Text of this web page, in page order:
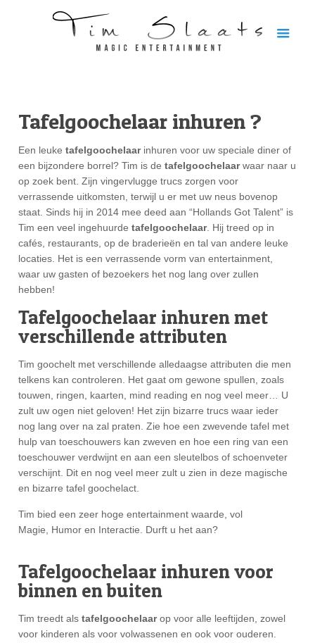
Tafelgoochelaar inhuren ?
Een leuketafelgoochelaarinhuren voor uw speciale diner of
een bijzondere borrel? Tim is detafelgoochelaarwaar naar u
op zoek bent. Zijn vingervlugge trucs zorgen voor
verrassende uitkomsten, terwijl u er met uw neus bovenop
staat. Sinds hij in 2014 mee deed aan “Hollands Got Talent” is
Tim een veel ingehuurdetafelgoochelaar. Hij treed op in
cafés, restaurants, op de braderieën en tal van andere leuke
locaties. Het is een verrassende vorm van entertainment,
waar uw gasten of bezoekers het nog lang over zullen
hebben!
Tafelgoochelaar inhuren met
verschillende attributen
Tim goochelt met verschillende alledaagse attributen die men
telkens kan controleren. Het gaat om gewone spullen, zoals
touwen, ringen, kaarten, mind reading en nog veel meer… U
zult uw ogen niet geloven! Het zijn bizarre trucs waar ieder
nog lang over na zal praten. Zie hoe een zwevende tafel met
hulp van toeschouwers kan zweven en hoe een ring van een
toeschouwer verdwijnt en aan een sleutelbos of schoenveter
verschijnt. Dit en nog veel meer zult u zien in deze magische
en bizarre tafel goochelact.
Tim bied een zeer hoge entertainment waarde, vol
Magie, Humor en Interactie. Durft u het aan?
Tafelgoochelaar inhuren voor
binnen en buiten
Tim treedt alstafelgoochelaarop voor alle leeftijden, zowel
voor kinderen als voor volwassenen en ook voor ouderen.